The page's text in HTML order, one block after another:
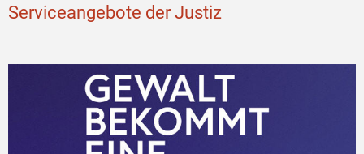
Serviceangebote der Justiz